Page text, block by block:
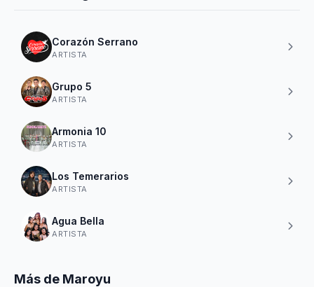
Corazón Serrano
ARTISTA
Grupo 5
ARTISTA
Armonia 10
ARTISTA
Los Temerarios
ARTISTA
Agua Bella
ARTISTA
Más de Maroyu